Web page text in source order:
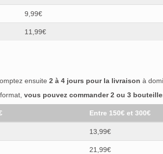
9,99€
11,99€
ensuite 2 à 4 jours pour la livraison à
vous pouvez commander 2 ou 3
Entre 150€ et 300€
13,99€
21,99€